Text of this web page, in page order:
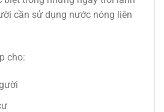
cần sử dụng nước nóng liên
cho: